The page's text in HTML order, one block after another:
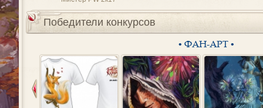
Победители конкурсов
• ФАН-АРТ •